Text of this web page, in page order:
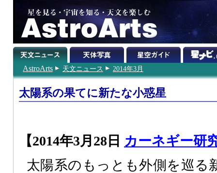
AstroArts 天文ニュース 2014年3月
太陽系の果てに新たな小惑星
【2014年3月28日 カーネギー研
太陽系のもっとも外側を巡る